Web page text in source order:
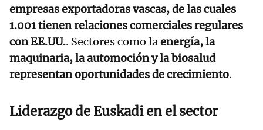
empresas exportadoras vascas, de las cuales
1.001 tienen relaciones comerciales regulares
con EE.UU.. Sectores como laenergía, la
maquinaria, la automoción y la biosalud
representan oportunidades de crecimiento.
Liderazgo de Euskadi en el sector